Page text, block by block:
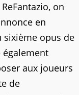
on
en
sixième opus de
également
aux joueurs
de